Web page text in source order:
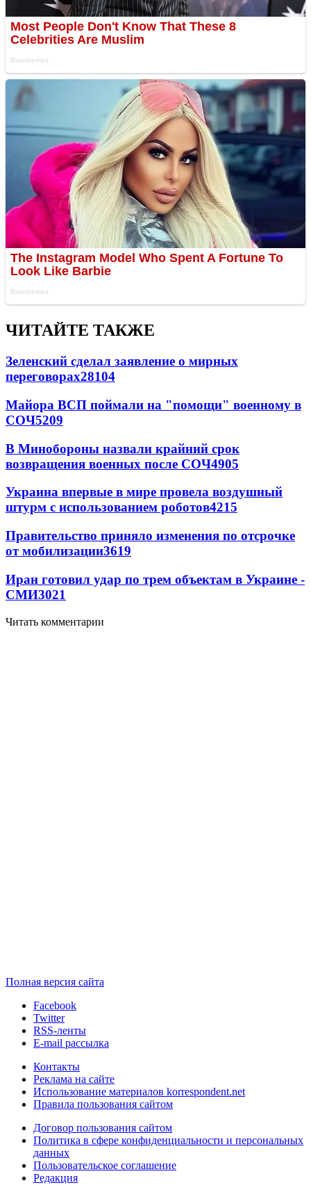
ЧИТАЙТЕ ТАКЖЕ
Зеленский сделал заявление о мирных
переговорах28104
Майора ВСП поймали на "помощи" военному в
СОЧ5209
В Минобороны назвали крайний срок
возвращения военных после СОЧ4905
Украина впервые в мире провела воздушный
штурм с использованием роботов4215
Правительство приняло изменения по отсрочке
от мобилизации3619
Иран готовил удар по трем объектам в Украине -
СМИ3021
Читать комментарии
Полная версия сайта
Facebook
Twitter
RSS-ленты
E-mail рассылка
Контакты
Реклама на сайте
Использование материалов korrespondent.net
Правила пользования сайтом
Договор пользования сайтом
Политика в сфере конфиденциальности и персональных
данных
Пользовательское соглашение
Редакция